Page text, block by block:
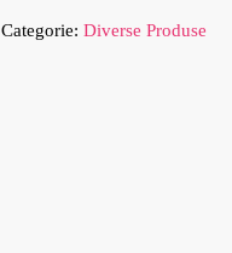
Categorie: Diverse Produse